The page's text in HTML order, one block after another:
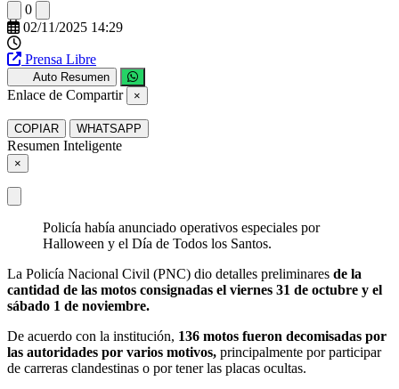
0
02/11/2025 14:29
Prensa Libre
Auto Resumen
Enlace de Compartir ×
COPIAR WHATSAPP
Resumen Inteligente
×
Policía había anunciado operativos especiales por
Halloween y el Día de Todos los Santos.
La Policía Nacional Civil (PNC) dio detalles preliminares de la
cantidad de las motos consignadas el viernes 31 de octubre y el
sábado 1 de noviembre.
De acuerdo con la institución, 136 motos fueron decomisadas por
las autoridades por varios motivos, principalmente por participar
de carreras clandestinas o por tener las placas ocultas.